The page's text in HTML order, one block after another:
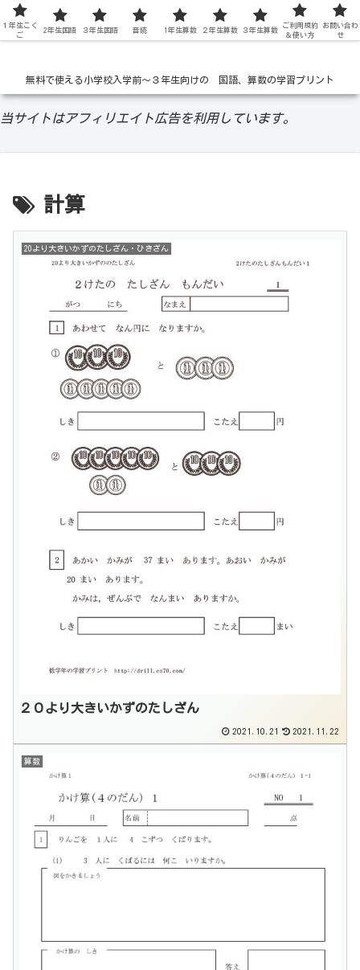
低学年の無料学習ドリル
無料で使える小学校入学前〜３年生向けの 国語、算数の学習プリント
当サイトはアフィリエイト広告を利用しています。
計算
20より大きいかずのたしざん・ひきざん
２０より大きいかずのたしざん
2021.10.21 2021.11.22
算数
１年生こく
ご
2年生国語 ３年生国語 音読 1年生算数 ２年生算数 ３年生算数
ご利用規約
＆使い方
お問い合わ
せ